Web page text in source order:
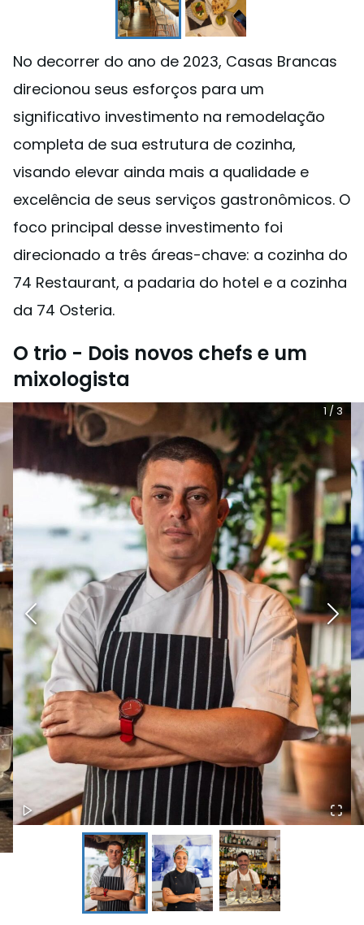
No decorrer do ano de 2023, Casas Brancas
direcionou seus esforços para um
significativo investimento na remodelação
completa de sua estrutura de cozinha,
visando elevar ainda mais a qualidade e
excelência de seus serviços gastronômicos. O
foco principal desse investimento foi
direcionado a três áreas-chave: a cozinha do
74 Restaurant, a padaria do hotel e a cozinha
da 74 Osteria.
O trio - Dois novos chefs e um
mixologista
1 / 3